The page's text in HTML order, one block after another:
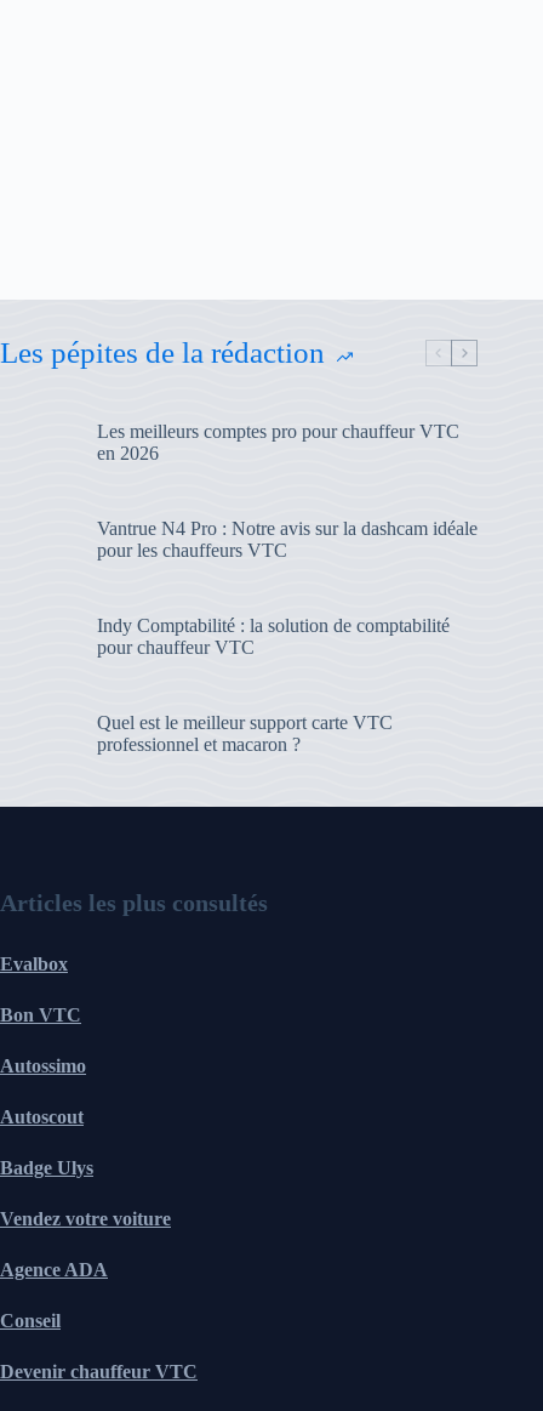
Les pépites de la rédaction
Les meilleurs comptes pro pour chauffeur VTC
en 2026
Vantrue N4 Pro : Notre avis sur la dashcam idéale
pour les chauffeurs VTC
Indy Comptabilité : la solution de comptabilité
pour chauffeur VTC
Quel est le meilleur support carte VTC
professionnel et macaron ?
Articles les plus consultés
Evalbox
Bon VTC
Autossimo
Autoscout
Badge Ulys
Vendez votre voiture
Agence ADA
Conseil
Devenir chauffeur VTC